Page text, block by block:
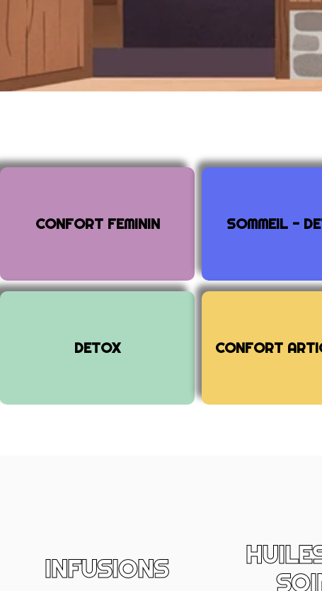
CONFORT FEMININ SOMMEIL -
DETOX CONFORT
INFUSIONS